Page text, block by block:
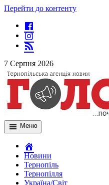
Перейти до контенту
7 Серпня 2026
Меню
Новини
Тернопіль
Тернопілля
Україна/Світ